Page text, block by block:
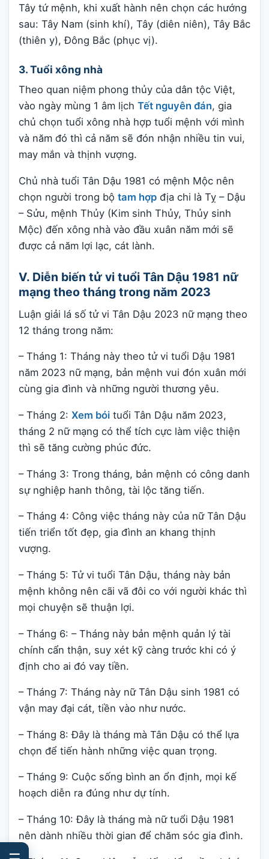
Tây tứ mệnh, khi xuất hành nên chọn các hướng
sau: Tây Nam (sinh khí), Tây (diên niên), Tây Bắc
(thiên y), Đông Bắc (phục vị).
3. Tuổi xông nhà
Theo quan niệm phong thủy của dân tộc Việt,
vào ngày mùng 1 âm lịch Tết nguyên đán, gia
chủ chọn tuổi xông nhà hợp tuổi mệnh với mình
và năm đó thì cả năm sẽ đón nhận nhiều tin vui,
may mắn và thịnh vượng.
Chủ nhà tuổi Tân Dậu 1981 có mệnh Mộc nên
chọn người trong bộ tam hợp địa chi là Tỵ – Dậu
– Sửu, mệnh Thủy (Kim sinh Thủy, Thủy sinh
Mộc) đến xông nhà vào đầu xuân năm mới sẽ
được cả năm lợi lạc, cát lành.
V. Diễn biến tử vi tuổi Tân Dậu 1981 nữ
mạng theo tháng trong năm 2023
Luận giải lá số tử vi Tân Dậu 2023 nữ mạng theo
12 tháng trong năm:
– Tháng 1: Tháng này theo tử vi tuổi Dậu 1981
năm 2023 nữ mạng, bản mệnh vui đón xuân mới
cùng gia đình và những người thương yêu.
– Tháng 2: Xem bói tuổi Tân Dậu năm 2023,
tháng 2 nữ mạng có thể tích cực làm việc thiện
thì sẽ tăng cường phúc đức.
– Tháng 3: Trong tháng, bản mệnh có công danh
sự nghiệp hanh thông, tài lộc tăng tiến.
– Tháng 4: Công việc tháng này của nữ Tân Dậu
tiến triển tốt đẹp, gia đình an khang thịnh
vượng.
– Tháng 5: Tử vi tuổi Tân Dậu, tháng này bản
mệnh không nên cãi vã đôi co với người khác thì
mọi chuyện sẽ thuận lợi.
– Tháng 6: – Tháng này bản mệnh quản lý tài
chính cẩn thận, suy xét kỹ càng trước khi có ý
định cho ai đó vay tiền.
– Tháng 7: Tháng này nữ Tân Dậu sinh 1981 có
vận may đại cát, tiền vào như nước.
– Tháng 8: Đây là tháng mà Tân Dậu có thể lựa
chọn để tiến hành những việc quan trọng.
– Tháng 9: Cuộc sống bình an ổn định, mọi kế
hoạch diễn ra đúng như dự tính.
– Tháng 10: Đây là tháng mà nữ tuổi Dậu 1981
nên dành nhiều thời gian để chăm sóc gia đình.